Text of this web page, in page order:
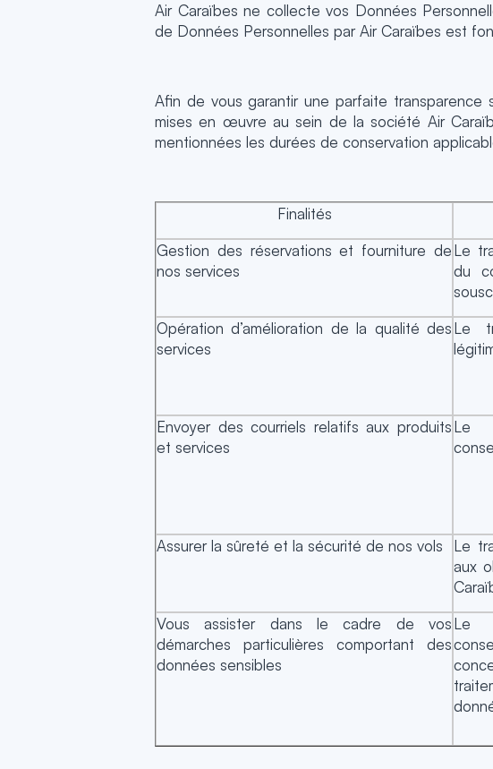
Air Caraïbes ne collecte vos Données
de Données Personnelles par Air Caraïbes est
Afin de vous garantir une parfaite transparence
mises en œuvre au sein de la société Air
mentionnées les durées de conservation
Finalités
Gestion des réservations et fourniture de
nos services
Le
du
Opération d’amélioration de la qualité des
services
Le
Envoyer des courriels relatifs aux produits
et services
Le
Assurer la sûreté et la sécurité de nos vols
Le
aux
Vous assister dans le cadre de vos
démarches particulières comportant des
données sensibles
Le